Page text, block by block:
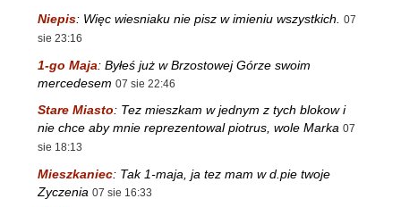
Niepis: Więc wiesniaku nie pisz w imieniu wszystkich.
07
sie 23:16
1-go Maja: Byłeś już w Brzostowej Górze swoim
mercedesem 07 sie 22:46
Stare Miasto: Tez mieszkam w jednym z tych blokow i
nie chce aby mnie reprezentowal piotrus, wole Marka 07
sie 18:13
Mieszkaniec: Tak 1-maja, ja tez mam w d.pie twoje
Zyczenia 07 sie 16:33